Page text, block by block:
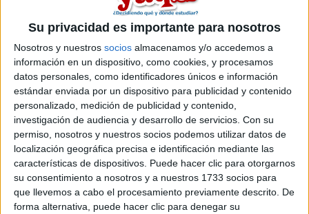
Su privacidad es importante para nosotros
Nosotros y nuestros socios almacenamos y/o accedemos a
información en un dispositivo, como cookies, y procesamos
datos personales, como identificadores únicos e información
estándar enviada por un dispositivo para publicidad y contenido
personalizado, medición de publicidad y contenido,
investigación de audiencia y desarrollo de servicios. Con su
permiso, nosotros y nuestros socios podemos utilizar datos de
localización geográfica precisa e identificación mediante las
características de dispositivos. Puede hacer clic para otorgarnos
su consentimiento a nosotros y a nuestros 1733 socios para
que llevemos a cabo el procesamiento previamente descrito. De
forma alternativa, puede hacer clic para denegar su